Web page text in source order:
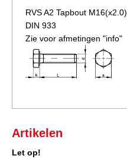
RVS A2 Tapbout M16(x2.0)
DIN 933
Zie voor afmetingen "info"
Artikelen
Let op!